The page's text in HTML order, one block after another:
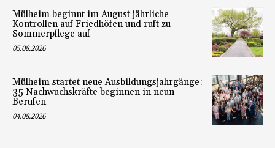
Mülheim beginnt im August jährliche
Kontrollen auf Friedhöfen und ruft zu
Sommerpflege auf
05.08.2026
Mülheim startet neue Ausbildungsjahrgänge:
35 Nachwuchskräfte beginnen in neun
Berufen
04.08.2026